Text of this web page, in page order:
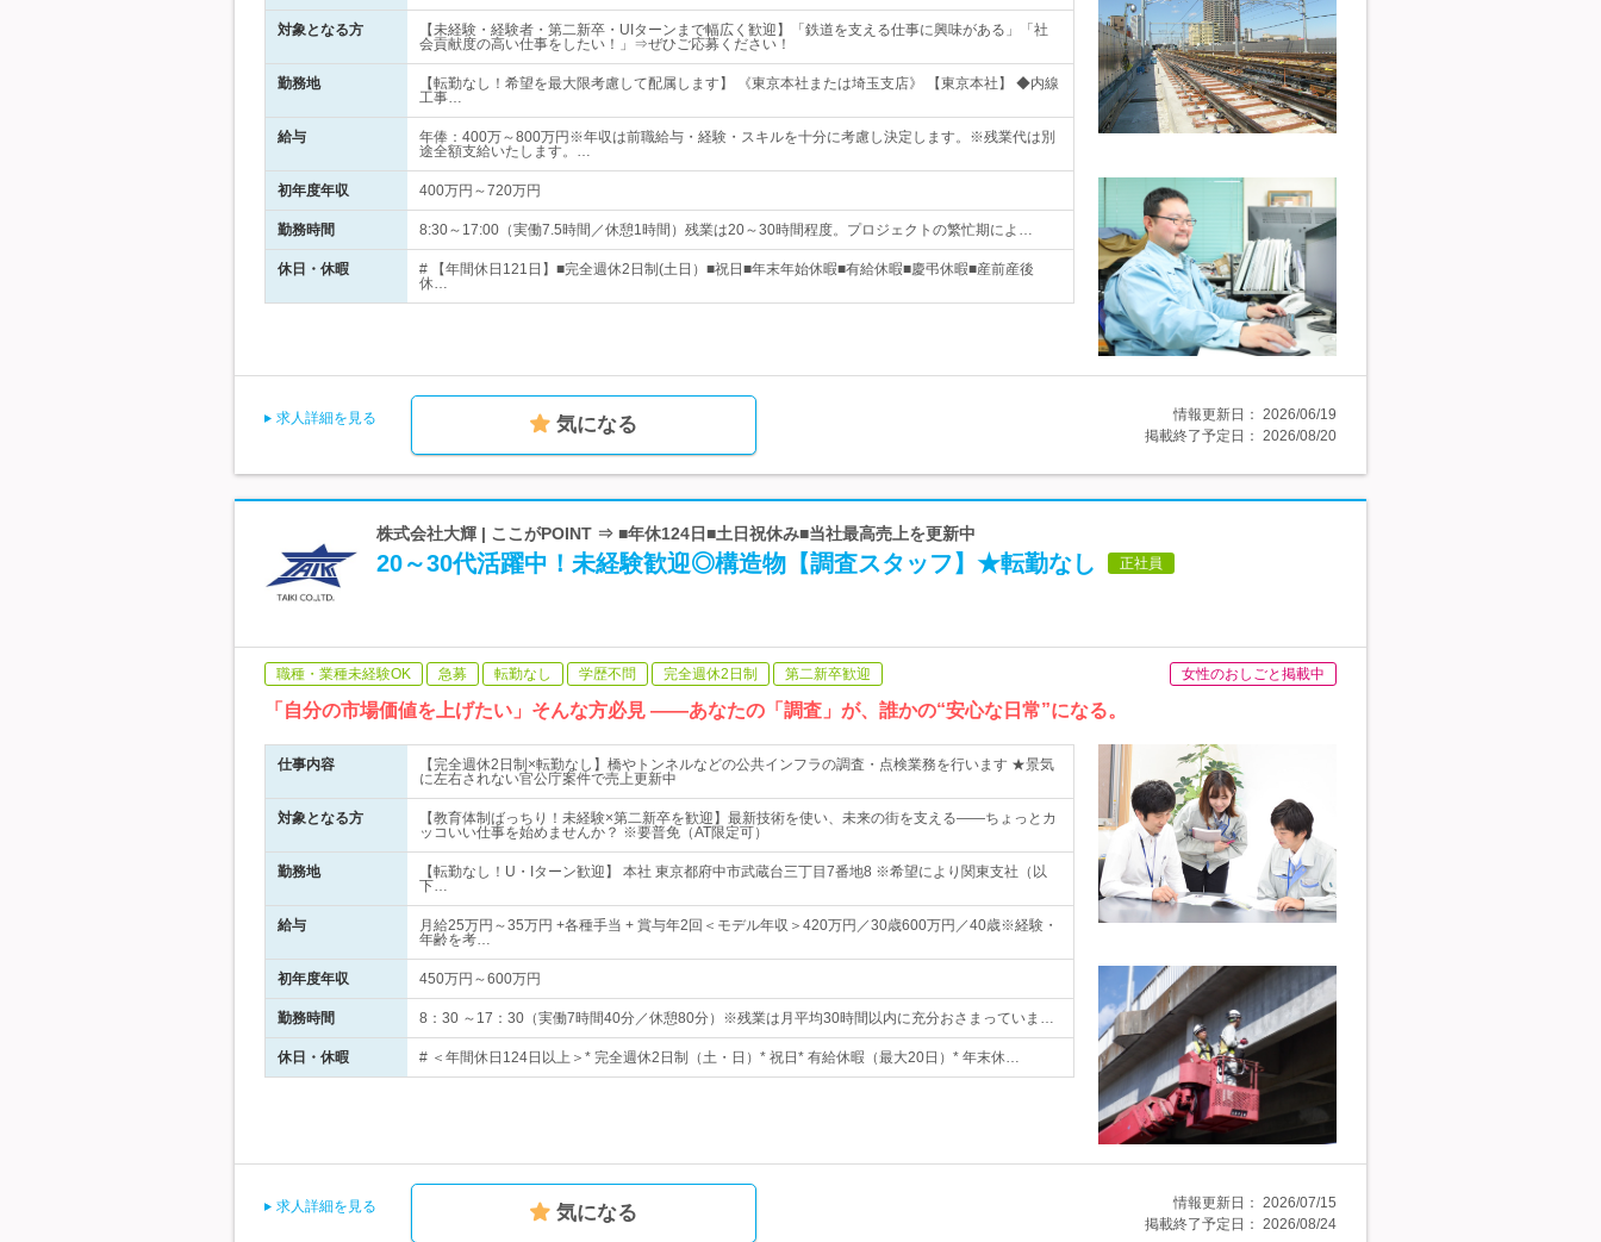
対象となる方
【未経験・経験者・第二新卒・UIターンまで幅広く歓迎】「鉄道を支える仕事に興味がある」「社
会貢献度の高い仕事をしたい！」⇒ぜひご応募ください！
勤務地
【転勤なし！希望を最大限考慮して配属します】 《東京本社または埼玉支店》 【東京本社】 ◆内線
工事…
給与
年俸：400万～800万円※年収は前職給与・経験・スキルを十分に考慮し決定します。※残業代は別
途全額支給いたします。…
初年度年収 400万円～720万円
勤務時間 8:30～17:00（実働7.5時間／休憩1時間）残業は20～30時間程度。プロジェクトの繁忙期によ…
休日・休暇
# 【年間休日121日】■完全週休2日制(土日）■祝日■年末年始休暇■有給休暇■慶弔休暇■産前産後
休…
求人詳細を見る 気になる 情報更新日： 2026/06/19
掲載終了予定日： 2026/08/20
株式会社大輝 | ここがPOINT ⇒ ■年休124日■土日祝休み■当社最高売上を更新中
20～30代活躍中！未経験歓迎◎構造物【調査スタッフ】★転勤なし 正社員
職種・業種未経験OK 急募 転勤なし 学歴不問 完全週休2日制 第二新卒歓迎 女性のおしごと掲載中
「自分の市場価値を上げたい」そんな方必見 ――あなたの「調査」が、誰かの“安心な日常”になる。
仕事内容
【完全週休2日制×転勤なし】橋やトンネルなどの公共インフラの調査・点検業務を行います ★景気
に左右されない官公庁案件で売上更新中
対象となる方
【教育体制ばっちり！未経験×第二新卒を歓迎】最新技術を使い、未来の街を支える――ちょっとカ
ッコいい仕事を始めませんか？ ※要普免（AT限定可）
勤務地
【転勤なし！U・Iターン歓迎】 本社 東京都府中市武蔵台三丁目7番地8 ※希望により関東支社（以
下…
給与
月給25万円～35万円 +各種手当 + 賞与年2回＜モデル年収＞420万円／30歳600万円／40歳※経験・
年齢を考…
初年度年収 450万円～600万円
勤務時間 8：30 ～17：30（実働7時間40分／休憩80分）※残業は月平均30時間以内に充分おさまっていま…
休日・休暇 # ＜年間休日124日以上＞* 完全週休2日制（土・日）* 祝日* 有給休暇（最大20日）* 年末休…
求人詳細を見る 気になる 情報更新日： 2026/07/15
掲載終了予定日： 2026/08/24